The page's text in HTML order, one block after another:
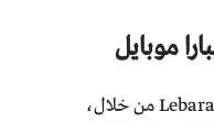
موبايل
كما يمكن التواصل مع Lebara Mobile KSA من خلال،